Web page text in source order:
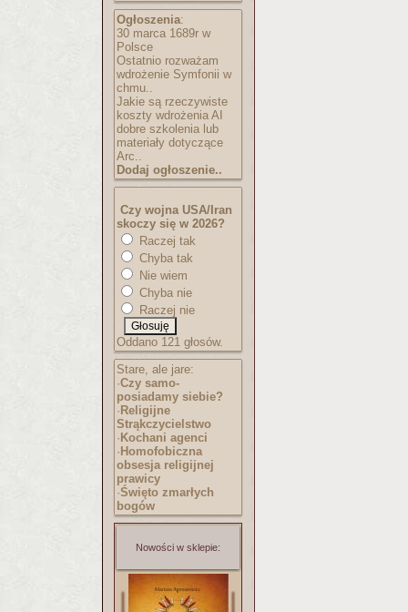
Ogłoszenia:
30 marca 1689r w
Polsce
Ostatnio rozważam
wdrożenie Symfonii w
chmu..
Jakie są rzeczywiste
koszty wdrożenia AI
dobre szkolenia lub
materiały dotyczące
Arc..
Dodaj ogłoszenie..
Czy wojna USA/Iran
skoczy się w 2026?
Raczej tak
Chyba tak
Nie wiem
Chyba nie
Raczej nie
Oddano 121 głosów.
Stare, ale jare:
·Czy samo-
posiadamy siebie?
· Religijne
Strąkczycielstwo
· Kochani agenci
· Homofobiczna
obsesja religijnej
prawicy
·Święto zmarłych
bogów
Nowości w sklepie: